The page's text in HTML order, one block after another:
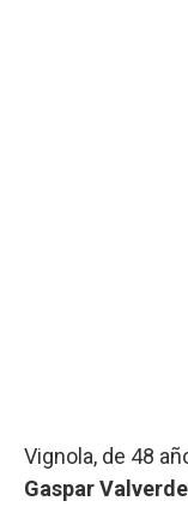
Vignola, de 48
Gaspar Valverde